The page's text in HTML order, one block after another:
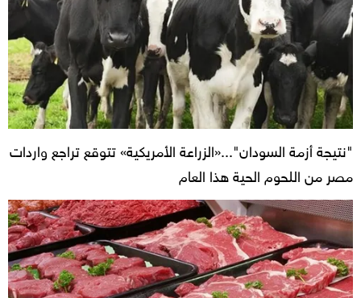
"نتيجة أزمة السودان"...«الزراعة الأمريكية» تتوقع تراجع واردات
مصر من اللحوم الحية هذا العام